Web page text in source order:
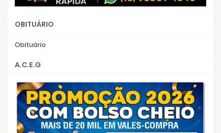
OBITUÁRIO
Obituário
A.C.E.G